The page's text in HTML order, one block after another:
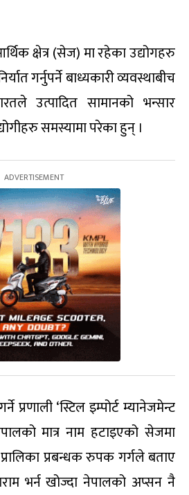
क्षेत्र (सेज) मा रहेका उद्योगहरु
गर्नुपर्ने बाध्यकारी व्यवस्थाबीच
उत्पादित सामानको भन्सार
समस्यामा परेका हुन् ।
प्रणाली ‘स्टिल इम्पोर्ट म्यानेजमेन्ट
मात्र नाम हटाइएको सेजमा
प्रबन्धक रुपक गर्गले बताए
भर्न खोज्दा नेपालको अप्सन नै